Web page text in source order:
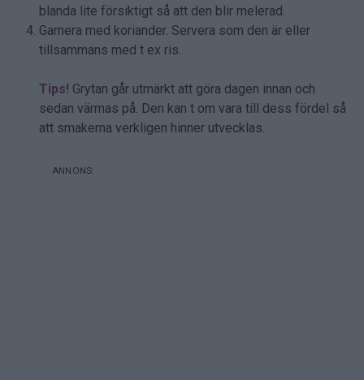
blanda lite försiktigt så att den blir melerad.
Garnera med koriander. Servera som den är eller
tillsammans med t ex ris.
Tips! Grytan går utmärkt att göra dagen innan och
sedan värmas på. Den kan t om vara till dess fördel så
att smakerna verkligen hinner utvecklas.